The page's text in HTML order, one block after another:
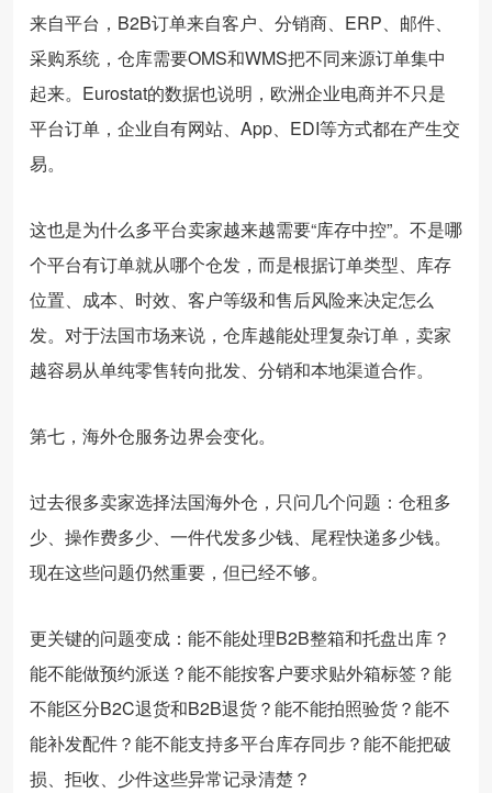
来自平台，B2B订单来自客户、分销商、ERP、邮件、
采购系统，仓库需要OMS和WMS把不同来源订单集中
起来。Eurostat的数据也说明，欧洲企业电商并不只是
平台订单，企业自有网站、App、EDI等方式都在产生交
易。
这也是为什么多平台卖家越来越需要“库存中控”。不是哪
个平台有订单就从哪个仓发，而是根据订单类型、库存
位置、成本、时效、客户等级和售后风险来决定怎么
发。对于法国市场来说，仓库越能处理复杂订单，卖家
越容易从单纯零售转向批发、分销和本地渠道合作。
第七，海外仓服务边界会变化。
过去很多卖家选择法国海外仓，只问几个问题：仓租多
少、操作费多少、一件代发多少钱、尾程快递多少钱。
现在这些问题仍然重要，但已经不够。
更关键的问题变成：能不能处理B2B整箱和托盘出库？
能不能做预约派送？能不能按客户要求贴外箱标签？能
不能区分B2C退货和B2B退货？能不能拍照验货？能不
能补发配件？能不能支持多平台库存同步？能不能把破
损、拒收、少件这些异常记录清楚？